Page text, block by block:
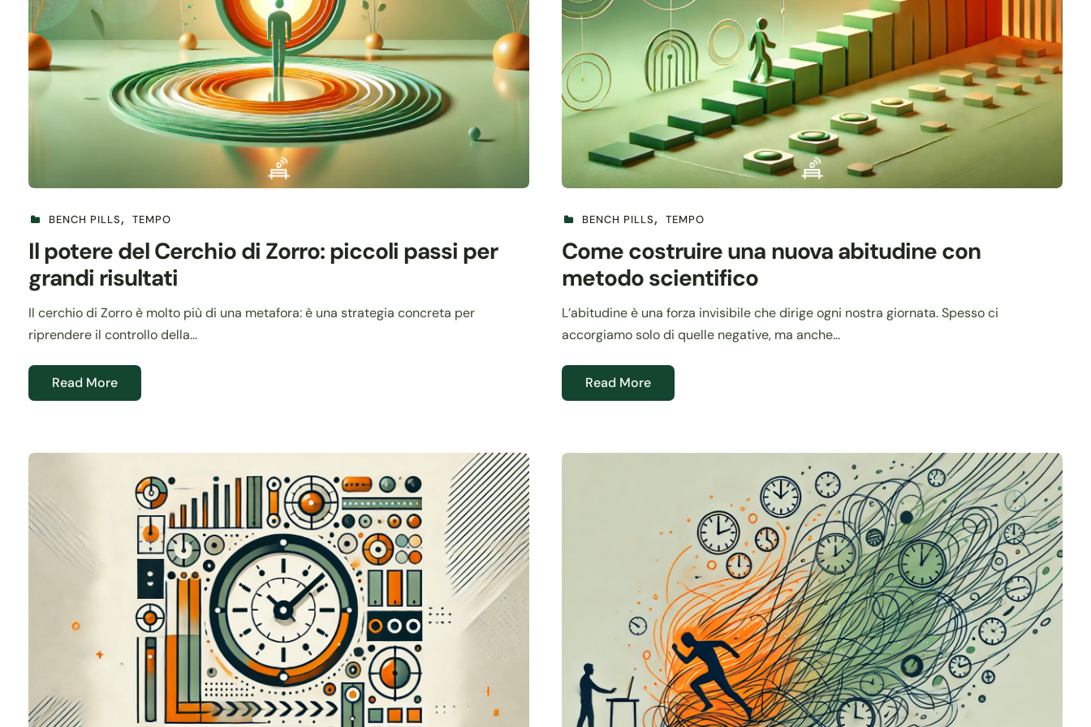
BENCH PILLS TEMPO
Il potere del Cerchio di Zorro: piccoli passi per
grandi risultati
Il cerchio di Zorro è molto più di una metafora: è una strategia concreta per
riprendere il controllo della...
Read More
BENCH PILLS TEMPO
Come costruire una nuova abitudine con
metodo scientifico
L’abitudine è una forza invisibile che dirige ogni nostra giornata. Spesso ci
accorgiamo solo di quelle negative, ma anche...
Read More